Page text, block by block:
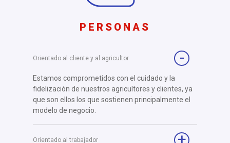
PERSONAS
Orientado al cliente y al agricultor
Estamos comprometidos con el cuidado y la
fidelización de nuestros agricultores y clientes, ya
que son ellos los que sostienen principalmente el
modelo de negocio.
Orientado al trabajador